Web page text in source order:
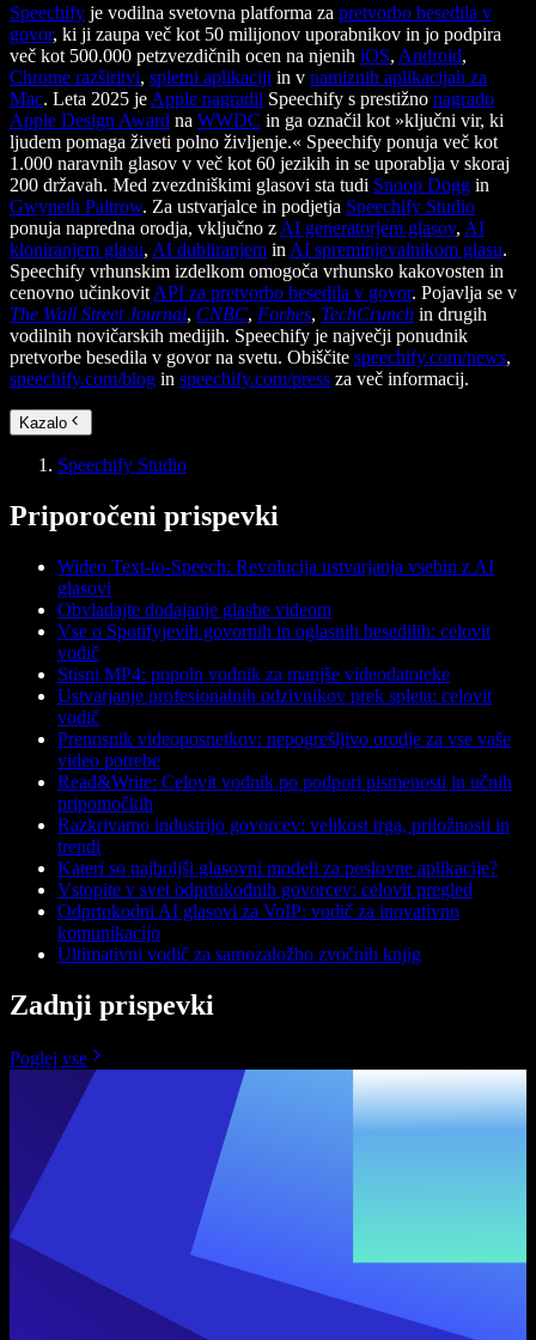
Speechify je vodilna svetovna platforma za pretvorbo besedila v
govor, ki ji zaupa več kot 50 milijonov uporabnikov in jo podpira
več kot 500.000 petzvezdičnih ocen na njenih iOS, Android,
Chrome razširitvi, spletni aplikaciji in v namiznih aplikacijah za
Mac. Leta 2025 je Apple nagradil Speechify s prestižno nagrado
Apple Design Award na WWDC in ga označil kot »ključni vir, ki
ljudem pomaga živeti polno življenje.« Speechify ponuja več kot
1.000 naravnih glasov v več kot 60 jezikih in se uporablja v skoraj
200 državah. Med zvezdniškimi glasovi sta tudi Snoop Dogg in
Gwyneth Paltrow. Za ustvarjalce in podjetja Speechify Studio
ponuja napredna orodja, vključno z AI generatorjem glasov, AI
kloniranjem glasu, AI dubliranjem in AI spreminjevalnikom glasu.
Speechify vrhunskim izdelkom omogoča vrhunsko kakovosten in
cenovno učinkovit API za pretvorbo besedila v govor. Pojavlja se v
The Wall Street Journal, CNBC, Forbes, TechCrunch in drugih
vodilnih novičarskih medijih. Speechify je največji ponudnik
pretvorbe besedila v govor na svetu. Obiščite speechify.com/news,
speechify.com/blog in speechify.com/press za več informacij.
Kazalo
Speechify Studio
Priporočeni prispevki
Wideo Text-to-Speech: Revolucija ustvarjanja vsebin z AI
glasovi
Obvladajte dodajanje glasbe videom
Vse o Spotifyjevih govornih in oglasnih besedilih: celovit
vodič
Stisni MP4: popoln vodnik za manjše videodatoteke
Ustvarjanje profesionalnih odzivnikov prek spleta: celovit
vodič
Prenosnik videoposnetkov: nepogrešljivo orodje za vse vaše
video potrebe
Read&Write: Celovit vodnik po podpori pismenosti in učnih
pripomočkih
Razkrivamo industrijo govorcev: velikost trga, priložnosti in
trendi
Kateri so najboljši glasovni modeli za poslovne aplikacije?
Vstopite v svet odprtokodnih govorcev: celovit pregled
Odprtokodni AI glasovi za VoIP: vodič za inovativno
komunikacijo
Ultimativni vodič za samozaložbo zvočnih knjig
Zadnji prispevki
Poglej vse